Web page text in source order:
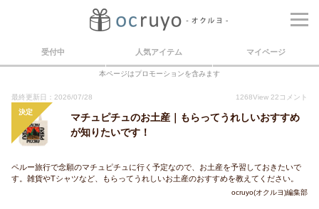
受付中 人気アイテム マイページ
本ページはプロモーションを含みます
最終更新日：2026/07/28 1268View 22 コメント
決定
マチュピチュのお土産｜もらってうれしいおすすめ
が知りたいです！
ペルー旅行で念願のマチュピチュに行く予定なので、お土産を予習しておきたいで
す。雑貨やTシャツなど、もらってうれしいお土産のおすすめを教えてください。
ocruyo(オクルヨ)編集部